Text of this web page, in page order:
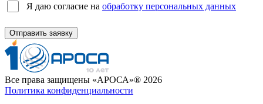
Я даю согласие на обработку персональных данных
Отправить заявку
Все права защищены «АРОСА»® 2026
Политика конфиденциальности